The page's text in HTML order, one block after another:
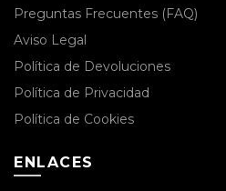
Preguntas Frecuentes (FAQ)
Aviso Legal
Política de Devoluciones
Política de Privacidad
Política de Cookies
ENLACES